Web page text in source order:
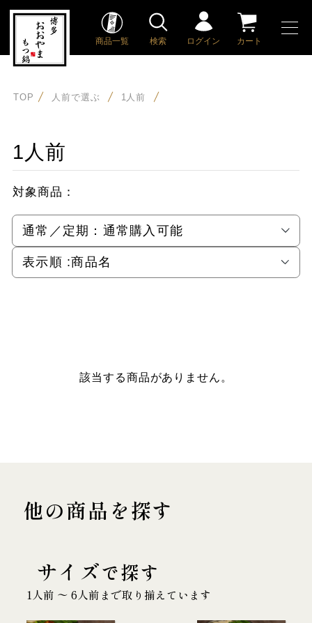
商品一覧 検索 ログイン カート
TOP 人前で選ぶ 1人前
1人前
対象商品：
通常／定期： 通常購入可能
表示順 :商品名
該当する商品がありません。
他の商品を探す
サイズで探す
1人前 〜 6人前まで取り揃えています